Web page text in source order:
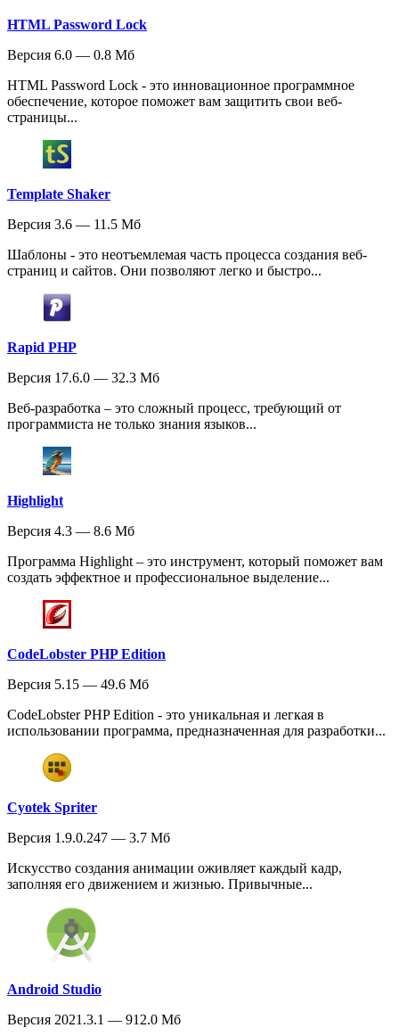
HTML Password Lock
Версия 6.0 — 0.8 Мб
HTML Password Lock - это инновационное программное
обеспечение, которое поможет вам защитить свои веб-
страницы...
Template Shaker
Версия 3.6 — 11.5 Мб
Шаблоны - это неотъемлемая часть процесса создания веб-
страниц и сайтов. Они позволяют легко и быстро...
Rapid PHP
Версия 17.6.0 — 32.3 Мб
Веб-разработка – это сложный процесс, требующий от
программиста не только знания языков...
Highlight
Версия 4.3 — 8.6 Мб
Программа Highlight – это инструмент, который поможет вам
создать эффектное и профессиональное выделение...
CodeLobster PHP Edition
Версия 5.15 — 49.6 Мб
CodeLobster PHP Edition - это уникальная и легкая в
использовании программа, предназначенная для разработки...
Cyotek Spriter
Версия 1.9.0.247 — 3.7 Мб
Искусство создания анимации оживляет каждый кадр,
заполняя его движением и жизнью. Привычные...
Android Studio
Версия 2021.3.1 — 912.0 Мб